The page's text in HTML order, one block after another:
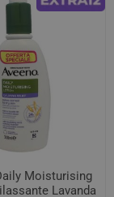
Moisturising
Lavanda